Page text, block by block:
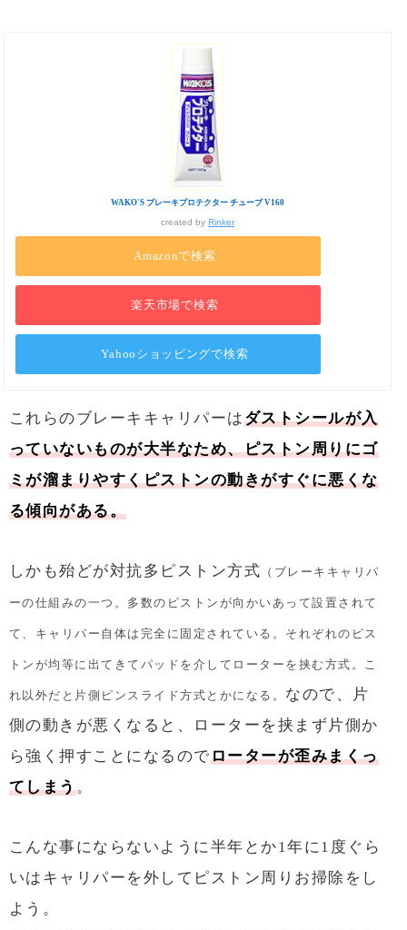
WAKO'S ブレーキプロテクター チューブ V160
created by Rinker
Amazonで検索
楽天市場で検索
Yahooショッピングで検索
これらのブレーキキャリパーはダストシールが入
っていないものが大半なため、ピストン周りにゴ
ミが溜まりやすくピストンの動きがすぐに悪くな
る傾向がある。
しかも殆どが対抗多ピストン方式 （ブレーキキャリパ
ーの仕組みの一つ。多数のピストンが向かいあって設置されて
て、キャリパー自体は完全に固定されている。それぞれのピス
トンが均等に出てきてパッドを介してローターを挟む方式。こ
れ以外だと片側ピンスライド方式とかになる。 なので、片
側の動きが悪くなると、ローターを挟まず片側か
ら強く押すことになるのでローターが歪みまくっ
てしまう。
こんな事にならないように半年とか1年に1度ぐら
いはキャリパーを外してピストン周りお掃除をし
よう。